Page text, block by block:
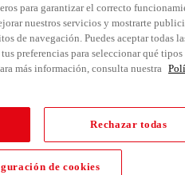
para garantizar el correcto
nuestros servicios y mostrarte
de navegación. Puedes aceptar todas
preferencias para seleccionar qué tipos
más información, consulta nuestra
Rechazar todas
de cookies